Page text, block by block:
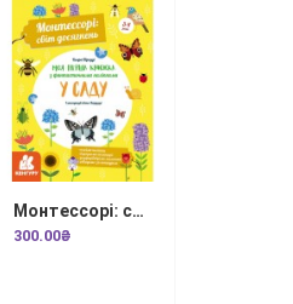
Монтессорі: світ досягнень. Моя перша книга з фантастичними наліпками. У саду
300.00₴